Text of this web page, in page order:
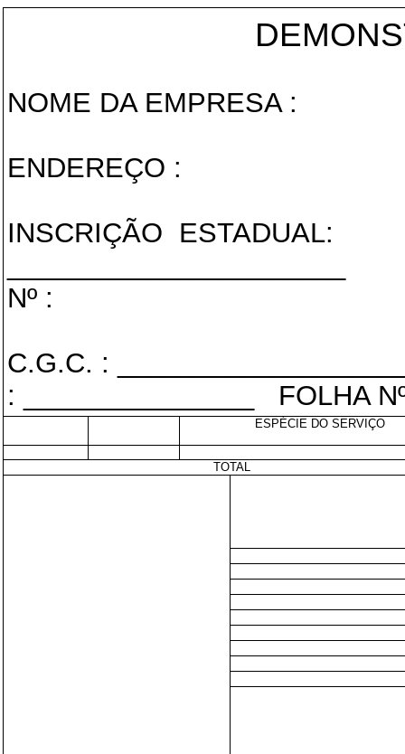
NOME DA EMPRESA :
ENDEREÇO :
INSCRIÇÃO ESTADUAL:
Nº :
C.G.C. :
: _______________
FOLHA
ESPÉCIE DO SERVIÇO
TOTAL